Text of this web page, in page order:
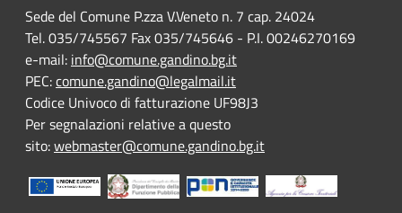
Sede del Comune P.zza V.Veneto n. 7 cap. 24024
Tel. 035/745567 Fax 035/745646 - P.I. 00246270169
e-mail: info@comune.gandino.bg.it
PEC:comune.gandino@legalmail.it
Codice Univoco di fatturazione UF98J3
Per segnalazioni relative a questo
sito:webmaster@comune.gandino.bg.it